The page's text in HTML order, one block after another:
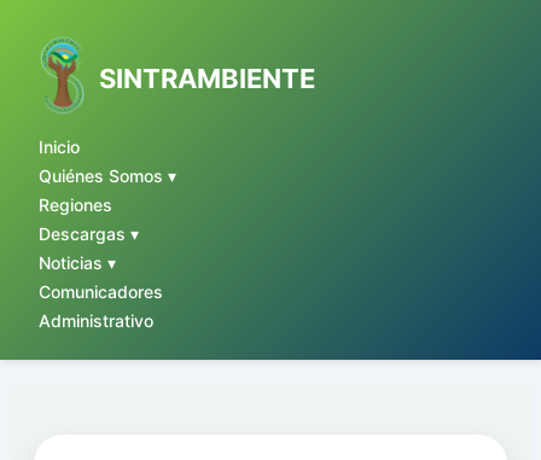
SINTRAMBIENTE
Inicio
Quiénes Somos ▾
Regiones
Descargas ▾
Noticias ▾
Comunicadores
Administrativo
contenido